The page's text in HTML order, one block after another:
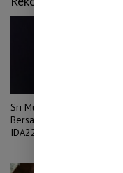
Sri Mulyani Ditunjuk Jadi
Bersama Penggalangan
IDA22 Bank Dunia